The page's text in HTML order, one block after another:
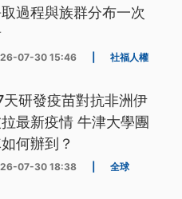
過程與族群分布一次
07-30 15:46 社福人權
天研發疫苗對抗非洲伊
最新疫情 牛津大學團
何辦到？
07-30 18:38 全球